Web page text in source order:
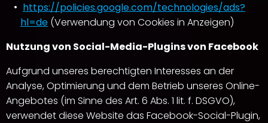
https://policies.google.com/technologies/ads?
hl=de (Verwendung von Cookies in Anzeigen)
Nutzung von Social-Media-Plugins von Facebook
Aufgrund unseres berechtigten Interesses an der
Analyse, Optimierung und dem Betrieb unseres Online-
Angebotes (im Sinne des Art. 6 Abs. 1 lit. f. DSGVO),
verwendet diese Website das Facebook-Social-Plugin,